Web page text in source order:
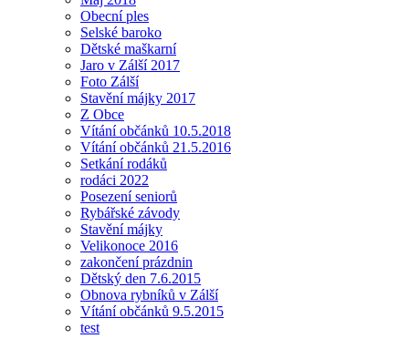
Obecní ples
Selské baroko
Dětské maškarní
Jaro v Zálší 2017
Foto Zálší
Stavění májky 2017
Z Obce
Vítání občánků 10.5.2018
Vítání občánků 21.5.2016
Setkání rodáků
rodáci 2022
Posezení seniorů
Rybářské závody
Stavění májky
Velikonoce 2016
zakončení prázdnin
Dětský den 7.6.2015
Obnova rybníků v Zálší
Vítání občánků 9.5.2015
test